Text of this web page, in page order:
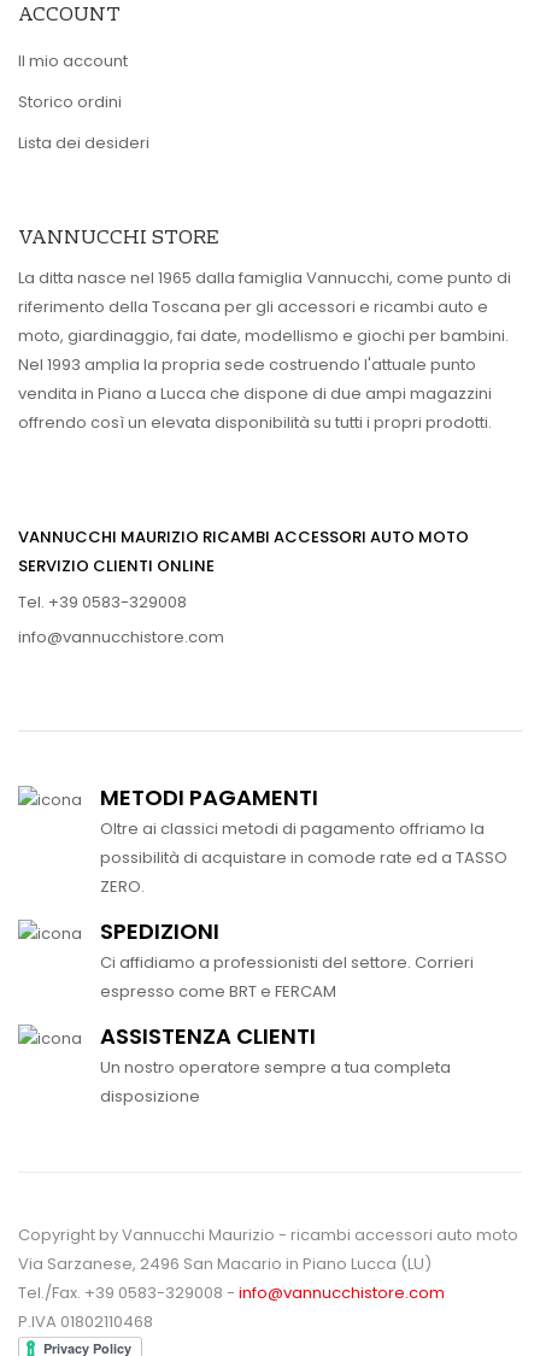
ACCOUNT
Il mio account
Storico ordini
Lista dei desideri
VANNUCCHI STORE
La ditta nasce nel 1965 dalla famiglia Vannucchi, come punto di
riferimento della Toscana per gli accessori e ricambi auto e
moto, giardinaggio, fai date, modellismo e giochi per bambini.
Nel 1993 amplia la propria sede costruendo l'attuale punto
vendita in Piano a Lucca che dispone di due ampi magazzini
offrendo così un elevata disponibilità su tutti i propri prodotti.
VANNUCCHI MAURIZIO RICAMBI ACCESSORI AUTO MOTO
SERVIZIO CLIENTI ONLINE
Tel. +39 0583-329008
info@vannucchistore.com
METODI PAGAMENTI
Oltre ai classici metodi di pagamento offriamo la
possibilità di acquistare in comode rate ed a TASSO
ZERO.
SPEDIZIONI
Ci affidiamo a professionisti del settore. Corrieri
espresso come BRT e FERCAM
ASSISTENZA CLIENTI
Un nostro operatore sempre a tua completa
disposizione
Copyright by Vannucchi Maurizio - ricambi accessori auto moto
Via Sarzanese, 2496 San Macario in Piano Lucca (LU)
Tel./Fax. +39 0583-329008 - info@vannucchistore.com
P.IVA 01802110468